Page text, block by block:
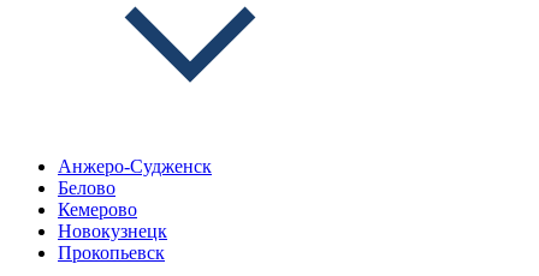
Анжеро-Судженск
Белово
Кемерово
Новокузнецк
Прокопьевск